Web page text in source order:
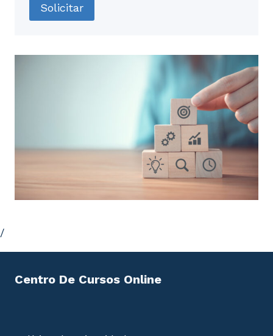
Solicitar
/
Centro De Cursos Online